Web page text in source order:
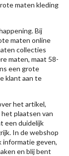
maten kleding
Bij
maten online
collecties
maten, maat 58-
een grote
klant aan te
het artikel,
plaatsen van
een duidelijk
In de webshop
informatie geven,
en blij bent